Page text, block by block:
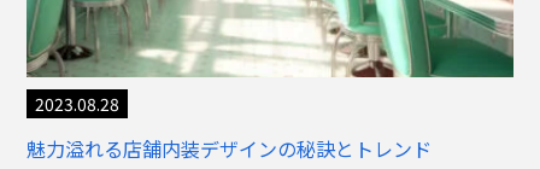
2023.08.28
魅力溢れる店舗内装デザインの秘訣とトレンド